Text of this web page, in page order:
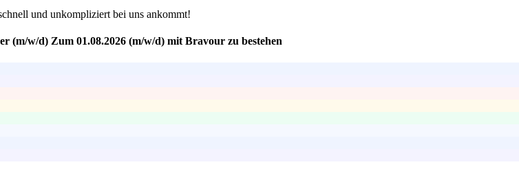
und unkompliziert bei uns ankommt!
(m/w/d) Zum 01.08.2026 (m/w/d) mit Bravour zu bestehen